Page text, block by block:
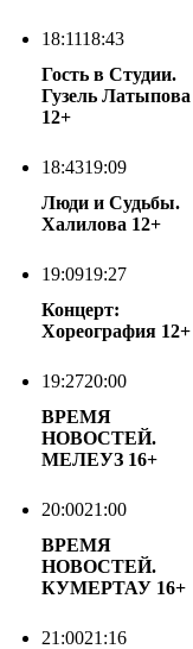
18:1118:43
Гость в Студии.
Гузель Латыпова
12+
18:4319:09
Люди и Судьбы.
Халилова 12+
19:0919:27
Концерт:
Хореография 12+
19:2720:00
ВРЕМЯ
НОВОСТЕЙ.
МЕЛЕУЗ 16+
20:0021:00
ВРЕМЯ
НОВОСТЕЙ.
КУМЕРТАУ 16+
21:0021:16